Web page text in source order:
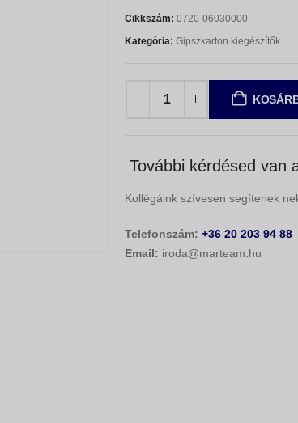
Cikkszám: 0720-06030000
Kategória: Gipszkarton kiegészítők
További kérdésed van
Kollégáink szívesen segítenek
Telefonszám: +36 20 203 94 88
Email: iroda@marteam.hu